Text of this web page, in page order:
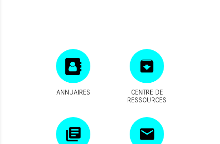
ANNUAIRES
CENTRE DE
RESSOURCES